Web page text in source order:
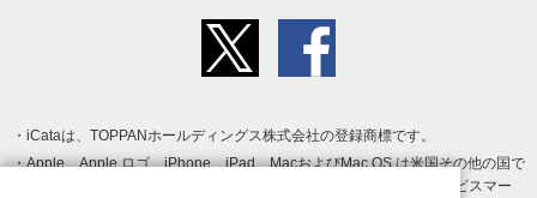
iCataは、TOPPANホールディングス株式会社の登録商標です。
Apple、Apple ロゴ、iPhone、iPad、MacおよびMac OS は米国その他の国で
登録された Apple Inc. の商標です。App Store は Apple Inc. のサービスマー